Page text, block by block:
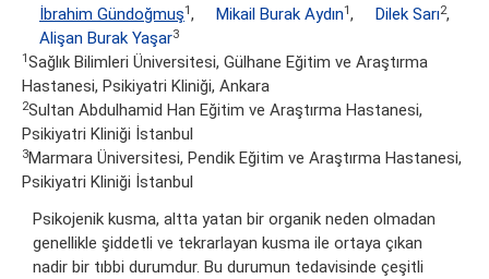
İbrahim Gündoğmuş1, Mikail Burak Aydın1, Dilek Sarı2,
Alişan Burak Yaşar3
1Sağlık Bilimleri Üniversitesi, Gülhane Eğitim ve Araştırma
Hastanesi, Psikiyatri Kliniği, Ankara
2Sultan Abdulhamid Han Eğitim ve Araştırma Hastanesi,
Psikiyatri Kliniği İstanbul
3Marmara Üniversitesi, Pendik Eğitim ve Araştırma Hastanesi,
Psikiyatri Kliniği İstanbul
Psikojenik kusma, altta yatan bir organik neden olmadan
genellikle şiddetli ve tekrarlayan kusma ile ortaya çıkan
nadir bir tıbbi durumdur. Bu durumun tedavisinde çeşitli